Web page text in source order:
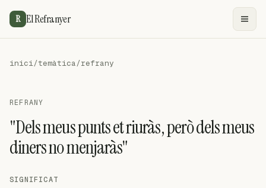
R El Refranyer
inici/temàtica/refrany
REFRANY
"Dels meus punts et riuràs, però dels meus
diners no menjaràs"
SIGNIFICAT